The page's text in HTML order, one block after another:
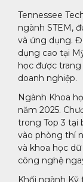
Tennessee
ngành STEM,
và ứng dụng.
dụng cao tại
học được
doanh nghiệp.
Ngành Khoa
năm 2025.
trong Top 3 tại
vào phòng thí
và khoa học
công nghệ
Khối ngành